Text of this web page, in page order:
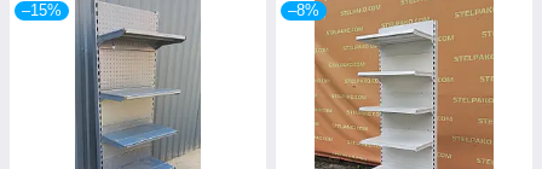
–15% –8%